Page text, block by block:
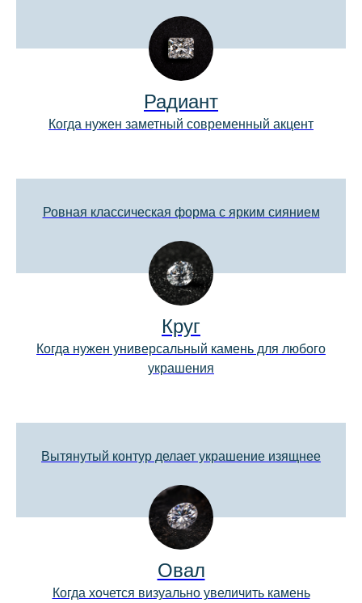
Радиант
Когда нужен заметный современный акцент
Ровная классическая форма с ярким сиянием
Круг
Когда нужен универсальный камень для любого
украшения
Вытянутый контур делает украшение изящнее
Овал
Когда хочется визуально увеличить камень